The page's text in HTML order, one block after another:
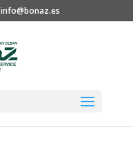
info@bonaz.es